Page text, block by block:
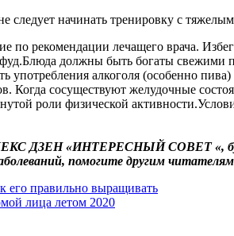
начинать тренировку с
рекомендации лечащего врача.
должны быть богаты
употребления алкоголя (особенно
Когда сосуществуют желудочные
роли физической
ДЗЕН «ИНТЕРЕСНЫЙ СОВЕТ «,
помогите другим
правильно выращивать
лица летом 2020